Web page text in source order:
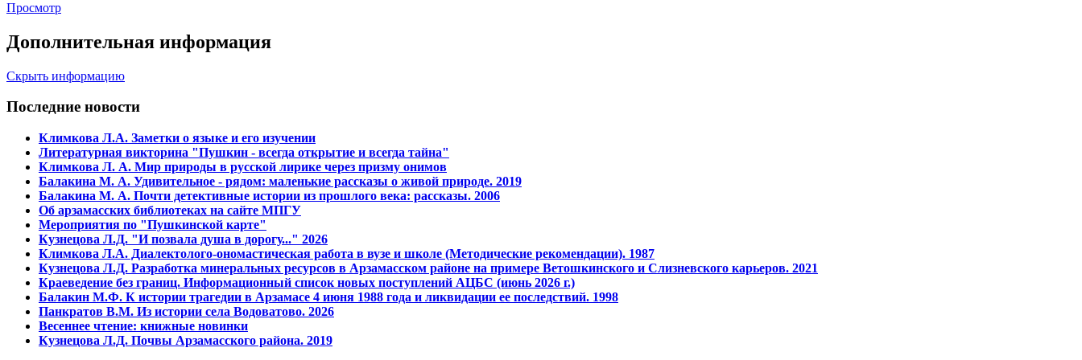
Просмотр
Дополнительная информация
Скрыть информацию
Последние новости
Климкова Л.А. Заметки о языке и его изучении
Литературная викторина "Пушкин - всегда открытие и всегда тайна"
Климкова Л. А. Мир природы в русской лирике через призму онимов
Балакина М. А. Удивительное - рядом: маленькие рассказы о живой природе. 2019
Балакина М. А. Почти детективные истории из прошлого века: рассказы. 2006
Об арзамасских библиотеках на сайте МПГУ
Мероприятия по "Пушкинской карте"
Кузнецова Л.Д. "И позвала душа в дорогу..." 2026
Климкова Л.А. Диалектолого-ономастическая работа в вузе и школе (Методические рекомендации). 1987
Кузнецова Л.Д. Разработка минеральных ресурсов в Арзамасском районе на примере Ветошкинского и Слизневского карьеров. 2021
Краеведение без границ. Информационный список новых поступлений АЦБС (июнь 2026 г.)
Балакин М.Ф. К истории трагедии в Арзамасе 4 июня 1988 года и ликвидации ее последствий. 1998
Панкратов В.М. Из истории села Водоватово. 2026
Весеннее чтение: книжные новинки
Кузнецова Л.Д. Почвы Арзамасского района. 2019